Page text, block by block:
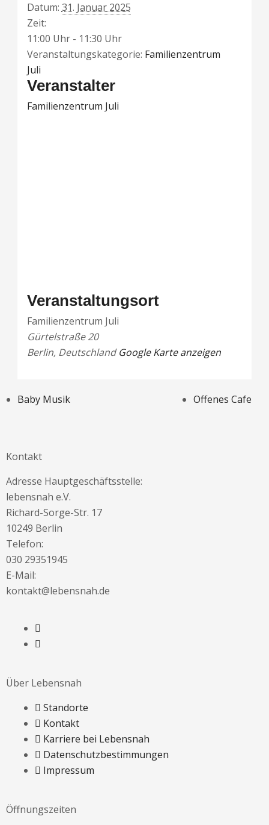
Datum: 31. Januar 2025
Zeit:
11:00 Uhr - 11:30 Uhr
Veranstaltungskategorie: Familienzentrum
Juli
Veranstalter
Familienzentrum Juli
Veranstaltungsort
Familienzentrum Juli
Gürtelstraße 20
Berlin, Deutschland Google Karte anzeigen
Baby Musik Offenes Cafe
Kontakt
Adresse Hauptgeschäftsstelle:
lebensnah e.V.
Richard-Sorge-Str. 17
10249 Berlin
Telefon:
030 29351945
E-Mail:
kontakt@lebensnah.de
Über Lebensnah
Standorte
Kontakt
Karriere bei Lebensnah
Datenschutzbestimmungen
Impressum
Öffnungszeiten